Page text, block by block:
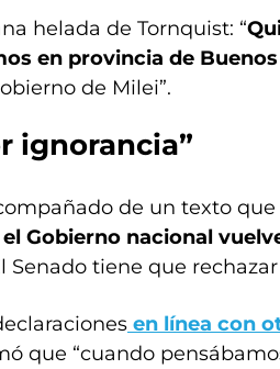
helada de Tornquist: “
en provincia de
de Milei”.
ignorancia”
de un texto que
Gobierno nacional
Senado tiene que
en línea con
que “cuando